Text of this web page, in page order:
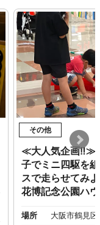
その他
≪大人気企画‼︎≫
子でミニ四駆を
スで走らせてみ
花博記念公園ハ
場所 大阪市鶴見